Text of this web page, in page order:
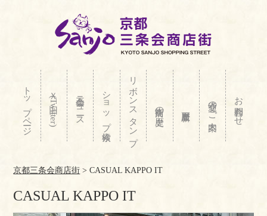
トップページ Ｘ(旧Twitter) 三条会ニュース ショップ検索 リボンスタンプ 商店街の歴史 交通のご案内 お問合わせ
京都三条会商店街 >CASUAL KAPPO IT
CASUAL KAPPO IT